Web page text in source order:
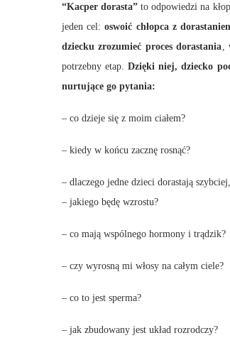
“Kacper dorasta”to odpowiedzi na
jeden cel:oswoić chłopca z
dziecku zrozumieć proces dorastania
potrzebny etap.Dzięki niej, dziecko
nurtujące go pytania:
– co dzieje się z moim ciałem?
– kiedy w końcu zacznę rosnąć?
– dlaczego jedne dzieci dorastają
– jakiego będę wzrostu?
– co mają wspólnego hormony i trądzik?
– czy wyrosną mi włosy na całym ciele?
– co to jest sperma?
– jak zbudowany jest układ rozrodczy?